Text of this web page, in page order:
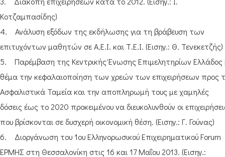
Κοτζαμπασίδης)
4. Ανάλυση εξόδων της εκδήλωσης για τη βράβευση των
επιτυχόντων μαθητών σε Α.Ε.Ι. και Τ.Ε.Ι. (Εισηγ.: Θ. Τενεκετζής)
5. Παρέμβαση της Κεντρικής Ένωσης Επιμελητηρίων Ελλάδος
θέμα την κεφαλαιοποίηση των χρεών των επιχειρήσεων προς
Ασφαλιστικά Ταμεία και την αποπληρωμή τους με χαμηλές
δόσεις έως το 2020 προκειμένου να διευκολυνθούν οι
που βρίσκονται σε δυσχερή οικονομική θέση. (Εισηγ.: Γ. Γούνας)
6. Διοργάνωση του 1ου Ελληνορωσικού Επιχειρηματικού Forum
ΕΡΜΗΣ στη Θεσσαλονίκη στις 16 και 17 Μαΐου 2013. (Εισηγ.: